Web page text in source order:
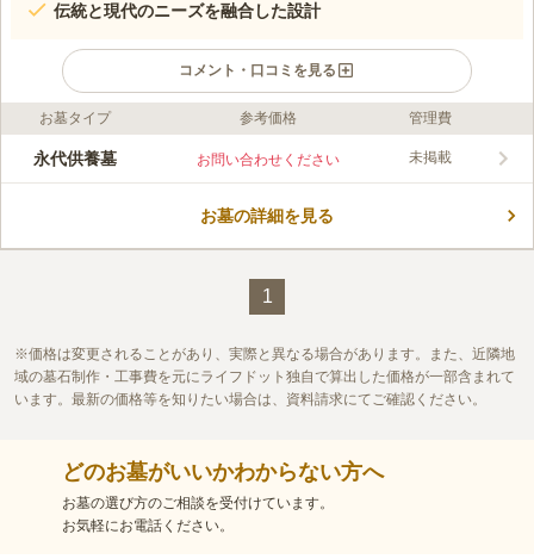
伝統と現代のニーズを融合した設計
コメント・口コミを見る
口コミ評価
この霊園はまだ誰からも評価されていません。
お墓タイプ 参考価格 管理費
永代供養墓 お問い合わせください 未掲載
お墓の詳細を見る
1
価格は変更されることがあり、実際と異なる場合があります。また、近隣地
域の墓石制作・工事費を元にライフドット独自で算出した価格が一部含まれて
います。最新の価格等を知りたい場合は、資料請求にてご確認ください。
どのお墓がいいかわからない方へ
お墓の選び方のご相談を受付けています。
お気軽にお電話ください。